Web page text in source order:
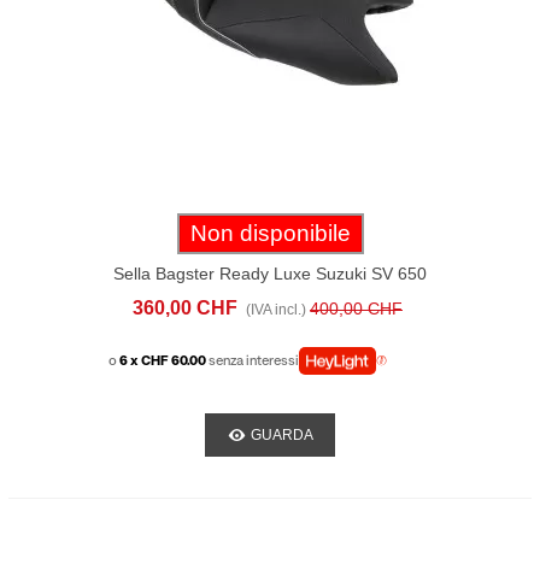
Non disponibile
Sella Bagster Ready Luxe Suzuki SV 650
(2017-20) Nera Argento
360,00 CHF (IVA incl.) 400,00 CHF
o6 x CHF 60.00senza interessi
GUARDA